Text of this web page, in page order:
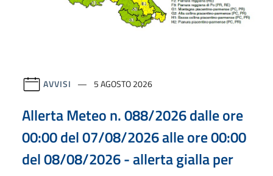
AVVISI 5 AGOSTO 2026
Allerta Meteo n. 088/2026 dalle ore
00:00 del 07/08/2026 alle ore 00:00
del 08/08/2026 - allerta gialla per